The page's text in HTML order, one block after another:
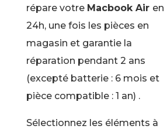
répare votre Macbook Air en
24h, une fois les pièces en
magasin et garantie la
réparation pendant 2 ans
(excepté batterie : 6 mois et
pièce compatible : 1 an) .
Sélectionnez les éléments à